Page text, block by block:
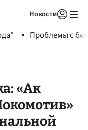
Новости
Проблемы с
«Ак